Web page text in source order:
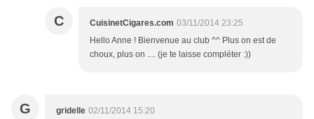
C CuisinetCigares.com 03/11/2014 23:25
Hello Anne ! Bienvenue au club ^^ Plus on est de
choux, plus on .... (je te laisse compléter :))
G gridelle 02/11/2014 15:20